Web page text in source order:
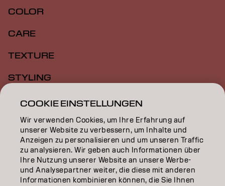
COLOR
CARE
TEXTURE
STYLING
INSPIRATION
EDUCATION
ÜBER
SALON FINDER
COOKIE EINSTELLUNGEN
Wir verwenden Cookies, um Ihre Erfahrung auf
unserer Website zu verbessern, um Inhalte und
Anzeigen zu personalisieren und um unseren Traffic
zu analysieren. Wir geben auch Informationen über
Ihre Nutzung unserer Website an unsere Werbe-
und Analysepartner weiter, die diese mit anderen
Informationen kombinieren können, die Sie Ihnen